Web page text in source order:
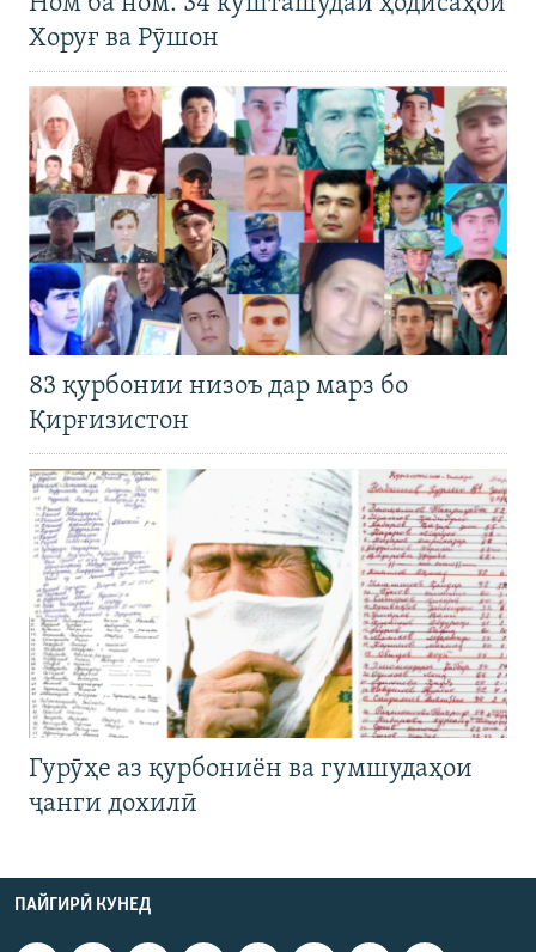
Хоруғ ва Рӯшон
83 қурбонии низоъ дар марз бо
Қирғизистон
Гурӯҳе аз қурбониён ва гумшудаҳои
ҷанги дохилӣ
ПАЙГИРӢ КУНЕД